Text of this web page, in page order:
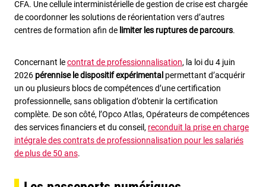
CFA. Une cellule interministérielle de gestion de crise est chargée
de coordonner les solutions de réorientation vers d’autres
centres de formation afin de limiter les ruptures de parcours.
Concernant lecontrat de professionnalisation, la loi du 4 juin
2026 pérennise le dispositif expérimental permettant d’acquérir
un ou plusieurs blocs de compétences d’une certification
professionnelle, sans obligation d’obtenir la certification
complète. De son côté, l’Opco Atlas, Opérateurs de compétences
des services financiers et du conseil, reconduit la prise en charge
intégrale des contrats de professionnalisation pour les salariés
de plus de 50 ans.